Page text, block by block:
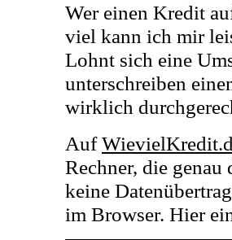
Wer einen Kredit
viel kann ich mir
Lohnt sich eine
unterschreiben
wirklich
Auf
Rechner, die
keine
im Browser. Hier